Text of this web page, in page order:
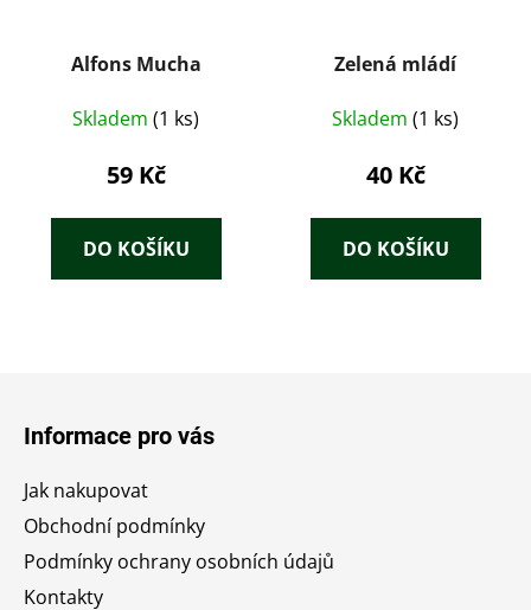
Alfons Mucha
Skladem (1 ks)
59 Kč
DO KOŠÍKU
Zelená mládí
Skladem (1 ks)
40 Kč
DO KOŠÍKU
Informace pro vás
Jak nakupovat
Obchodní podmínky
Podmínky ochrany osobních údajů
Kontakty